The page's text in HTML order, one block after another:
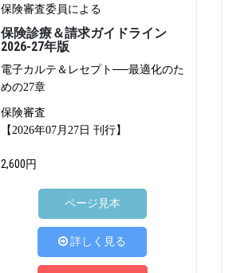
保険審査委員による
保険診療＆請求ガイドライン
2026-27年版
電子カルテ＆レセプト──最適化のた
めの27章
保険審査
【2026年07月27日 刊行】
2,600円
ページ見本
詳しく見る